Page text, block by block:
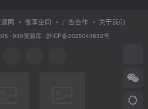
网 俊享空间 广告合作 关于我们
· 930资源库· 黔ICP备2025043832号